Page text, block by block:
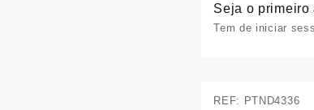
Seja o primeiro
Tem de iniciar
REF: PTND4336